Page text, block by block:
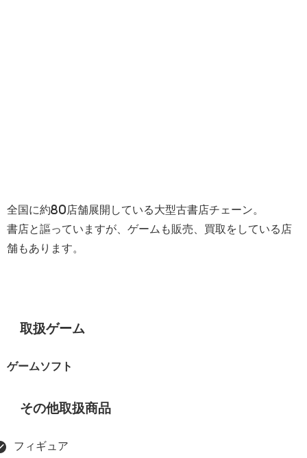
全国に約80店舗展開している大型古書店チェーン。
書店と謳っていますが、ゲームも販売、買取をしている店
舗もあります。
取扱ゲーム
ゲームソフト
その他取扱商品
フィギュア